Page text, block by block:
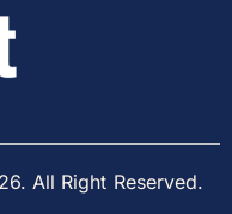
All Right Reserved.